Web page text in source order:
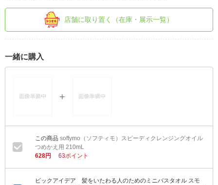
店舗に取り置く（在庫・展示一覧）
一緒に購入
softymo（ソフティモ）スピーディクレンジングオイル
つめかえ用 210mL
628円
63ポイント
ビックアイデア 髪をいたわる人のためのミニバスタオル スモ